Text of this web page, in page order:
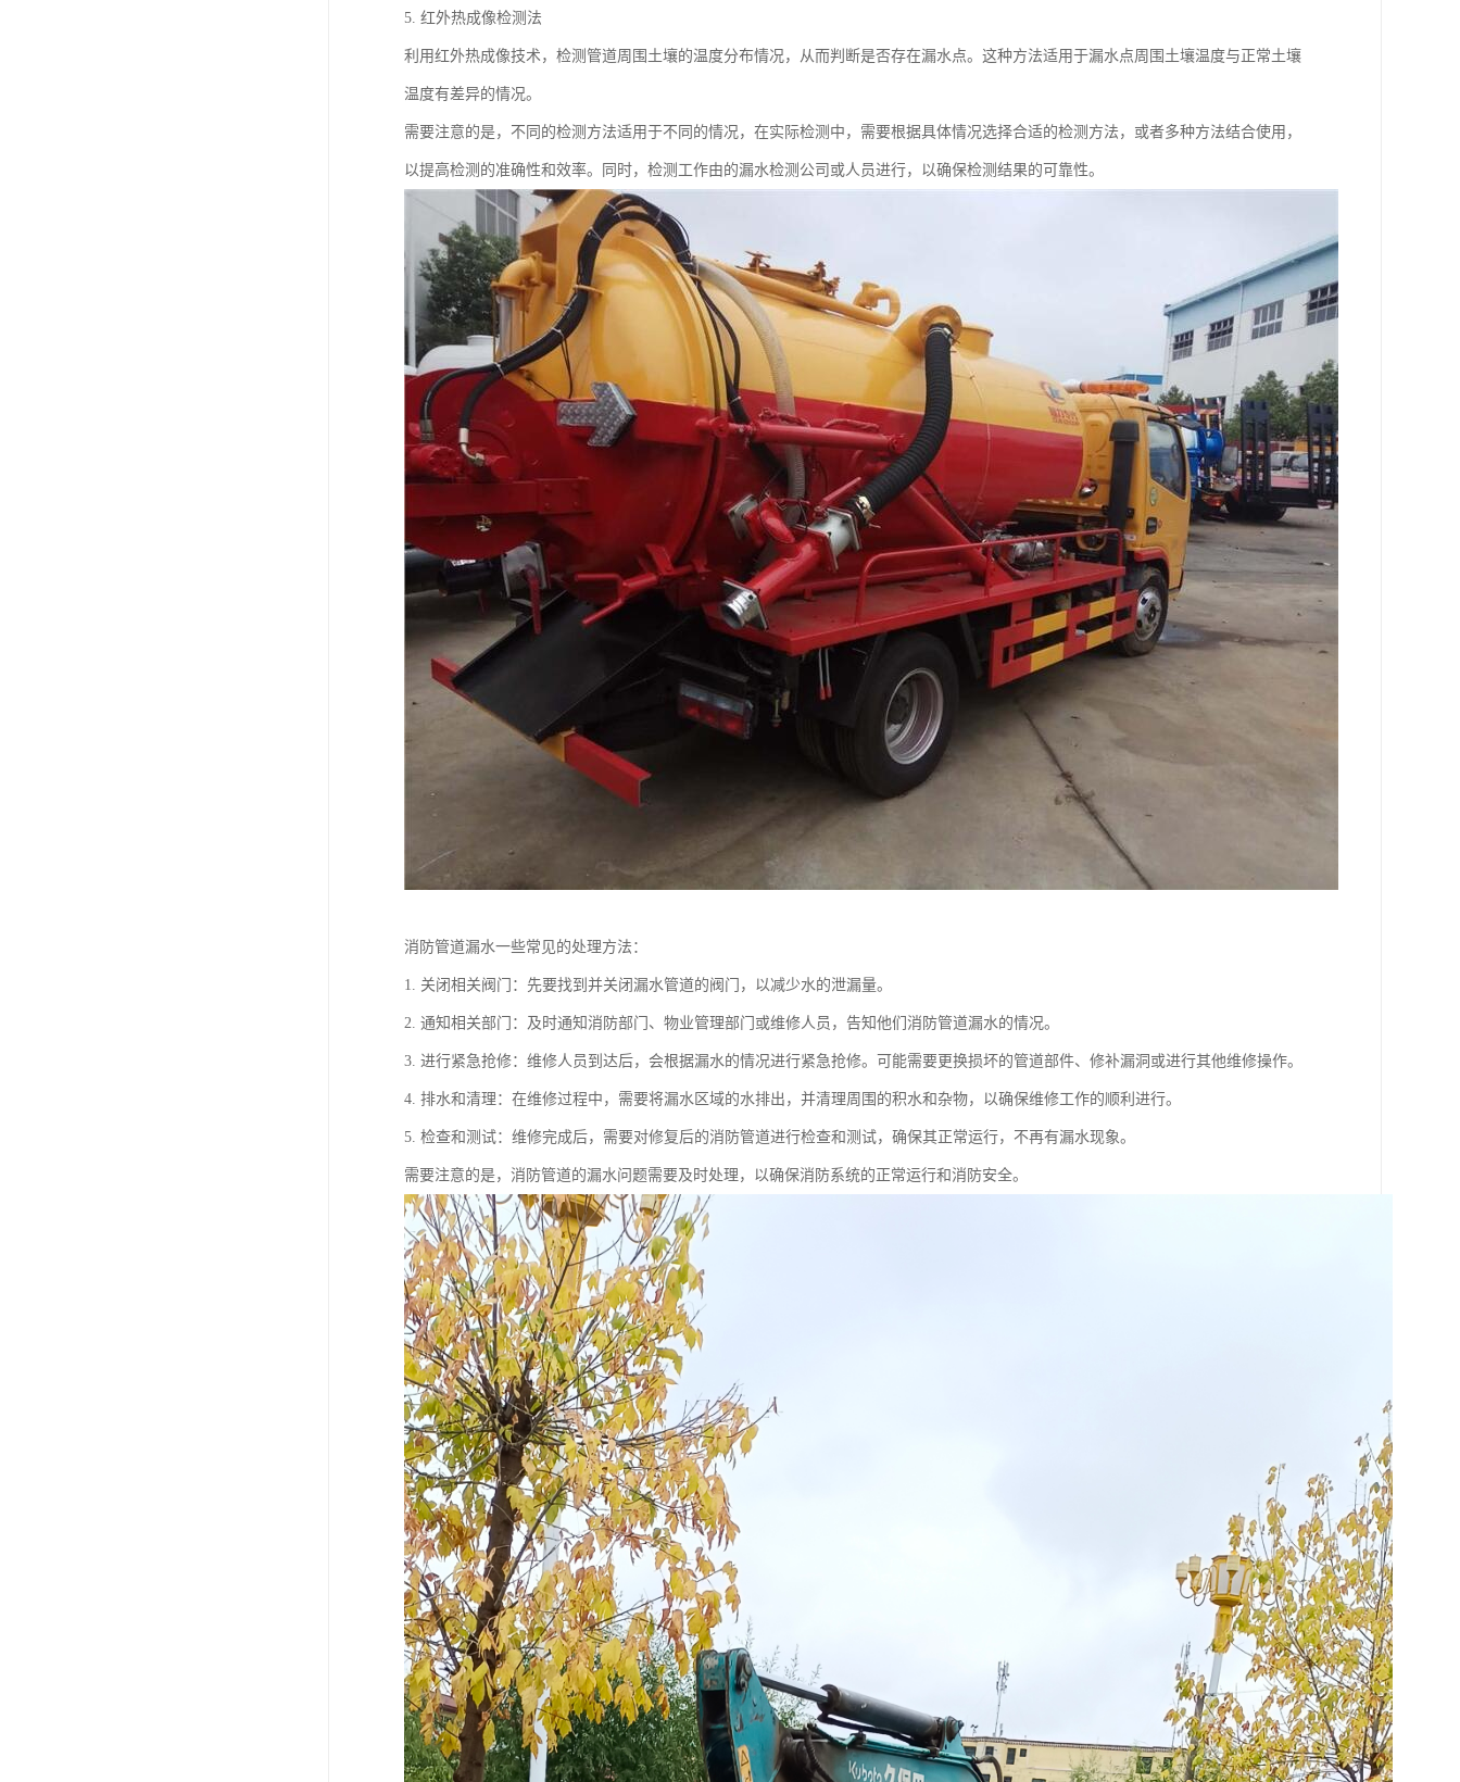
5. 红外热成像检测法
利用红外热成像技术，检测管道周围土壤的温度分布情况，从而判断是否存在漏水点。这种方法适用于漏水点周围土壤温度与正常土壤
温度有差异的情况。
需要注意的是，不同的检测方法适用于不同的情况，在实际检测中，需要根据具体情况选择合适的检测方法，或者多种方法结合使用，
以提高检测的准确性和效率。同时，检测工作由的漏水检测公司或人员进行，以确保检测结果的可靠性。
消防管道漏水一些常见的处理方法：
1. 关闭相关阀门：先要找到并关闭漏水管道的阀门，以减少水的泄漏量。
2. 通知相关部门：及时通知消防部门、物业管理部门或维修人员，告知他们消防管道漏水的情况。
3. 进行紧急抢修：维修人员到达后，会根据漏水的情况进行紧急抢修。可能需要更换损坏的管道部件、修补漏洞或进行其他维修操作。
4. 排水和清理：在维修过程中，需要将漏水区域的水排出，并清理周围的积水和杂物，以确保维修工作的顺利进行。
5. 检查和测试：维修完成后，需要对修复后的消防管道进行检查和测试，确保其正常运行，不再有漏水现象。
需要注意的是，消防管道的漏水问题需要及时处理，以确保消防系统的正常运行和消防安全。